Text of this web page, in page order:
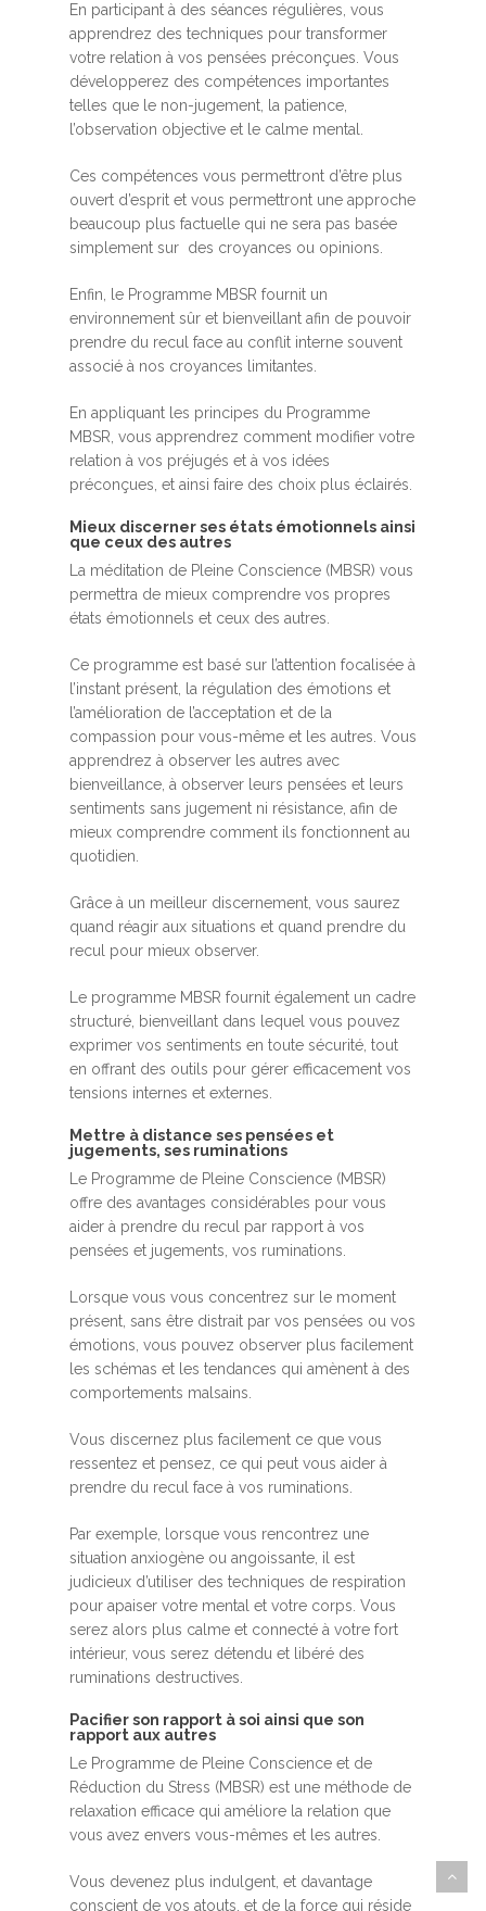
En participant à des séances régulières, vous
apprendrez des techniques pour transformer
votre relation à vos pensées préconçues. Vous
développerez des compétences importantes
telles que le non-jugement, la patience,
l’observation objective et le calme mental.
Ces compétences vous permettront d’être plus
ouvert d’esprit et vous permettront une approche
beaucoup plus factuelle qui ne sera pas basée
simplement sur des croyances ou opinions.
Enfin, le Programme MBSR fournit un
environnement sûr et bienveillant afin de pouvoir
prendre du recul face au conflit interne souvent
associé à nos croyances limitantes.
En appliquant les principes du Programme
MBSR, vous apprendrez comment modifier votre
relation à vos préjugés et à vos idées
préconçues, et ainsi faire des choix plus éclairés.
Mieux discerner ses états émotionnels ainsi
que ceux des autres
La méditation de Pleine Conscience (MBSR) vous
permettra de mieux comprendre vos propres
états émotionnels et ceux des autres.
Ce programme est basé sur l’attention focalisée à
l’instant présent, la régulation des émotions et
l’amélioration de l’acceptation et de la
compassion pour vous-même et les autres. Vous
apprendrez à observer les autres avec
bienveillance, à observer leurs pensées et leurs
sentiments sans jugement ni résistance, afin de
mieux comprendre comment ils fonctionnent au
quotidien.
Grâce à un meilleur discernement, vous saurez
quand réagir aux situations et quand prendre du
recul pour mieux observer.
Le programme MBSR fournit également un cadre
structuré, bienveillant dans lequel vous pouvez
exprimer vos sentiments en toute sécurité, tout
en offrant des outils pour gérer efficacement vos
tensions internes et externes.
Mettre à distance ses pensées et
jugements, ses ruminations
Le Programme de Pleine Conscience (MBSR)
offre des avantages considérables pour vous
aider à prendre du recul par rapport à vos
pensées et jugements, vos ruminations.
Lorsque vous vous concentrez sur le moment
présent, sans être distrait par vos pensées ou vos
émotions, vous pouvez observer plus facilement
les schémas et les tendances qui amènent à des
comportements malsains.
Vous discernez plus facilement ce que vous
ressentez et pensez, ce qui peut vous aider à
prendre du recul face à vos ruminations.
Par exemple, lorsque vous rencontrez une
situation anxiogène ou angoissante, il est
judicieux d’utiliser des techniques de respiration
pour apaiser votre mental et votre corps. Vous
serez alors plus calme et connecté à votre fort
intérieur, vous serez détendu et libéré des
ruminations destructives.
Pacifier son rapport à soi ainsi que son
rapport aux autres
Le Programme de Pleine Conscience et de
Réduction du Stress (MBSR) est une méthode de
relaxation efficace qui améliore la relation que
vous avez envers vous-mêmes et les autres.
Vous devenez plus indulgent, et davantage
conscient de vos atouts, et de la force qui réside